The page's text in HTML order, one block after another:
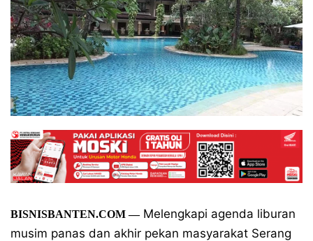
BISNISBANTEN.COM—Melengkapi agenda liburan
musim panas dan akhir pekan masyarakat Serang